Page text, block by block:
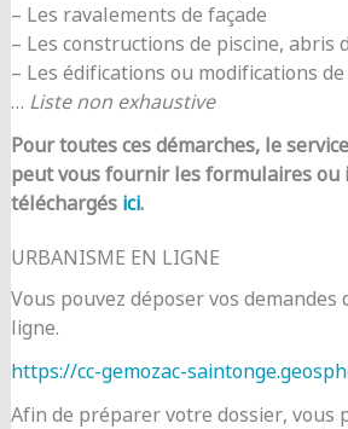
– Les ravalements de façade
– Les constructions de piscine, abris
– Les édifications ou modifications
… Liste non exhaustive
Pour toutes ces démarches, le
peut vous fournir les formulaires ou
téléchargés ici.
URBANISME EN LIGNE
Vous pouvez déposer vos demandes
ligne.
https://cc-gemozac-
Afin de préparer votre dossier, vous